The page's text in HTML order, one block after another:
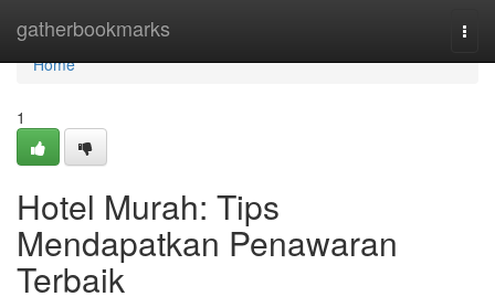
gatherbookmarks
Home
Home
1
Hotel Murah: Tips
Mendapatkan Penawaran
Terbaik